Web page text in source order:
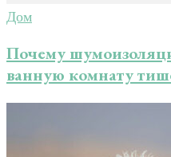
Дом
Почему
ванную комнату